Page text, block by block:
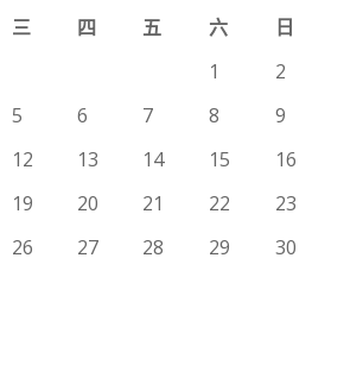
三 四 五 六
日
1
2
5 6 7 8
9
12 13 14 15
16
19 20 21 22
23
26 27 28 29
30